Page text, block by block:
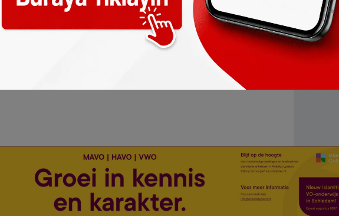
duruma düşürmektedir. 2015’de bu pilot
BOA statüsü olan 8 Yol müfettişi ile başlamış
çıkmıştır. Bügün bu kişileri 100’e çıkarmak istiyoruz'